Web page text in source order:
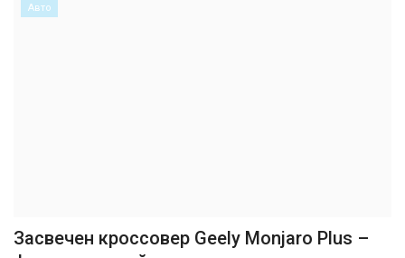
Авто
Засвечен кроссовер Geely Monjaro Plus –